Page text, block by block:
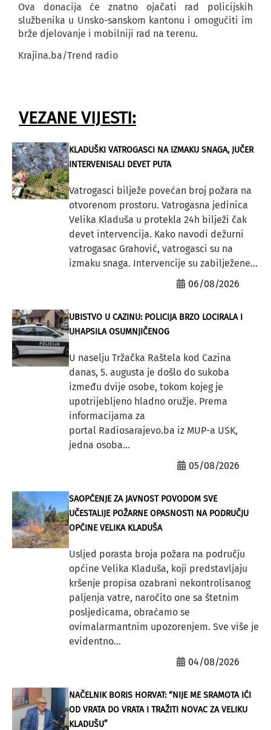
Ova donacija će znatno ojačati rad policijskih
službenika u Unsko-sanskom kantonu i omogućiti im
brže djelovanje i mobilniji rad na terenu.
Krajina.ba/Trend radio
VEZANE VIJESTI:
KLADUŠKI VATROGASCI NA IZMAKU SNAGA, JUČER
INTERVENISALI DEVET PUTA
Vatrogasci bilježe povećan broj požara na
otvorenom prostoru. Vatrogasna jedinica
Velika Kladuša u protekla 24h bilježi čak
devet intervencija. Kako navodi dežurni
vatrogasac Grahović, vatrogasci su na
izmaku snaga. Intervencije su zabilježene...
06/08/2026
UBISTVO U CAZINU: POLICIJA BRZO LOCIRALA I
UHAPSILA OSUMNJIČENOG
U naselju Tržačka Raštela kod Cazina
danas, 5. augusta je došlo do sukoba
između dvije osobe, tokom kojeg je
upotrijebljeno hladno oružje. Prema
informacijama za
portal Radiosarajevo.ba iz MUP-a USK,
jedna osoba...
05/08/2026
SAOPĆENJE ZA JAVNOST POVODOM SVE
UČESTALIJE POŽARNE OPASNOSTI NA PODRUČJU
OPĆINE VELIKA KLADUŠA
Usljed porasta broja požara na području
općine Velika Kladuša, koji predstavljaju
kršenje propisa ozabrani nekontrolisanog
paljenja vatre, naročito one sa štetnim
posljedicama, obraćamo se
ovimalarmantnim upozorenjem. Sve više je
evidentno...
04/08/2026
NAČELNIK BORIS HORVAT: “NIJE ME SRAMOTA IĆI
OD VRATA DO VRATA I TRAŽITI NOVAC ZA VELIKU
KLADUŠU”